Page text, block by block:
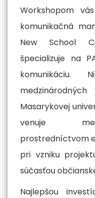
Workshopom
komunikačná
New School
špecializuje na
komunikáciu.
Masarykovej
venuje
prostredníctvom
pri vzniku
súčasťou
Najlepšou